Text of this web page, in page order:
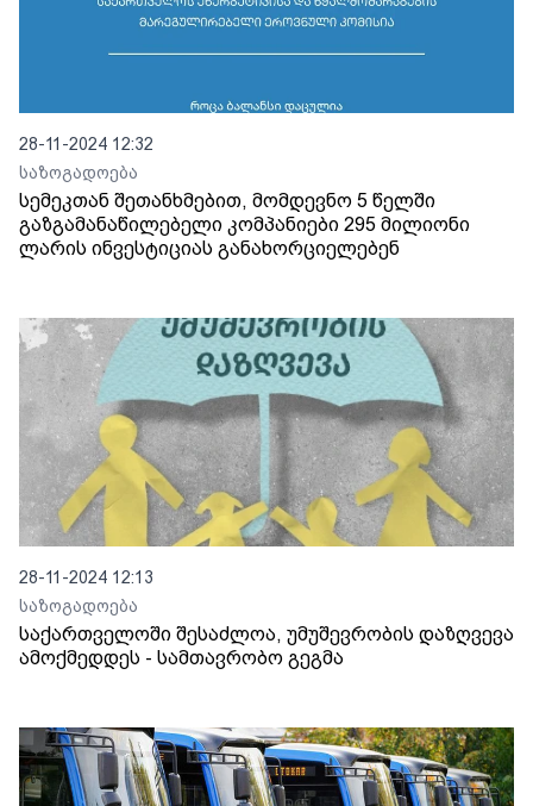
28-11-2024 12:32
საზოგადოება
სემეკთან შეთანხმებით, მომდევნო 5 წელში
გაზგამანაწილებელი კომპანიები 295 მილიონი
ლარის ინვესტიციას განახორციელებენ
28-11-2024 12:13
საზოგადოება
საქართველოში შესაძლოა, უმუშევრობის დაზღვევა
ამოქმედდეს - სამთავრობო გეგმა